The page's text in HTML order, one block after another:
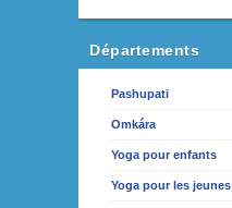
Départements
Pashupati
Omkára
Yoga pour enfants
Yoga pour les jeunes